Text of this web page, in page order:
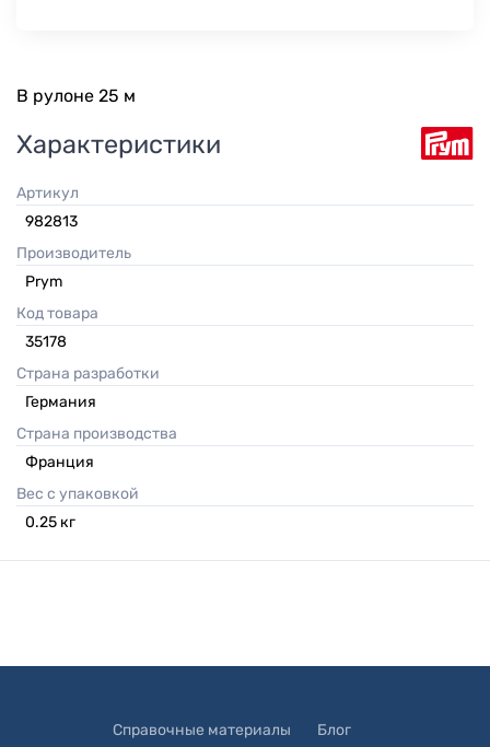
В рулоне 25 м
Характеристики
Артикул
982813
Производитель
Prym
Код товара
35178
Страна разработки
Германия
Страна производства
Франция
Вес с упаковкой
0.25 кг
Справочные материалы Блог